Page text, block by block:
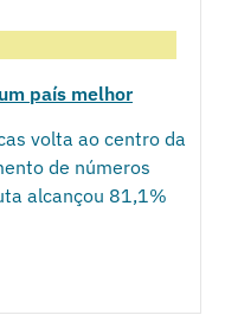
país melhor
volta ao centro da
de números
alcançou 81,1%